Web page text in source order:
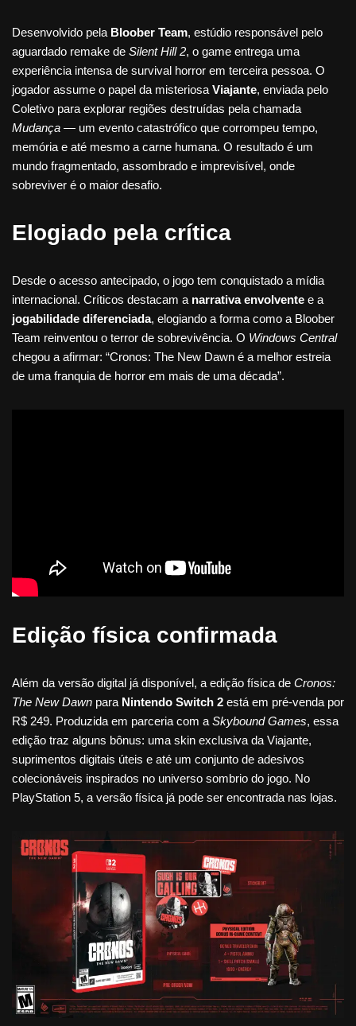
Desenvolvido pela Bloober Team, estúdio responsável pelo
aguardado remake de Silent Hill 2, o game entrega uma
experiência intensa de survival horror em terceira pessoa. O
jogador assume o papel da misteriosaViajante, enviada pelo
Coletivo para explorar regiões destruídas pela chamada
Mudança — um evento catastrófico que corrompeu tempo,
memória e até mesmo a carne humana. O resultado é um
mundo fragmentado, assombrado e imprevisível, onde
sobreviver é o maior desafio.
Elogiado pela crítica
Desde o acesso antecipado, o jogo tem conquistado a mídia
internacional. Críticos destacam a narrativa envolvente e a
jogabilidade diferenciada, elogiando a forma como a Bloober
Team reinventou o terror de sobrevivência. O Windows Central
chegou a afirmar: “Cronos: The New Dawn é a melhor estreia
de uma franquia de horror em mais de uma década”.
Edição física confirmada
Além da versão digital já disponível, a edição física de Cronos:
The New Dawn para Nintendo Switch 2 está em pré-venda por
R$ 249. Produzida em parceria com a Skybound Games, essa
edição traz alguns bônus: uma skin exclusiva da Viajante,
suprimentos digitais úteis e até um conjunto de adesivos
colecionáveis inspirados no universo sombrio do jogo. No
PlayStation 5, a versão física já pode ser encontrada nas lojas.